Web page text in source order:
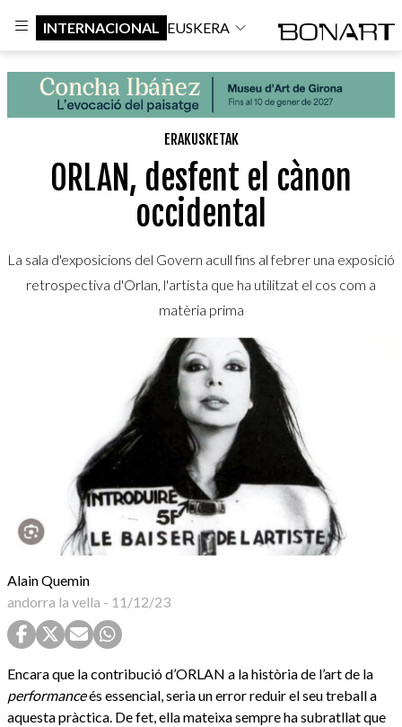
INTERNACIONAL EUSKERA
ERAKUSKETAK
ORLAN, desfent el cànon
occidental
La sala d'exposicions del Govern acull fins al febrer una exposició
retrospectiva d'Orlan, l'artista que ha utilitzat el cos com a
matèria prima
Alain Quemin
andorra la vella - 11/12/23
Encara que la contribució d’ORLAN a la història de l’art de la
performanceés essencial, seria un error reduir el seu treball a
aquesta pràctica. De fet, ella mateixa sempre ha subratllat que